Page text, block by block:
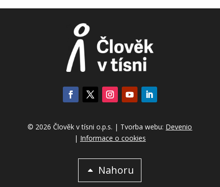
© 2026 Člověk v tísni o.p.s. | Tvorba webu: Devenio
| Informace o cookies
Nahoru